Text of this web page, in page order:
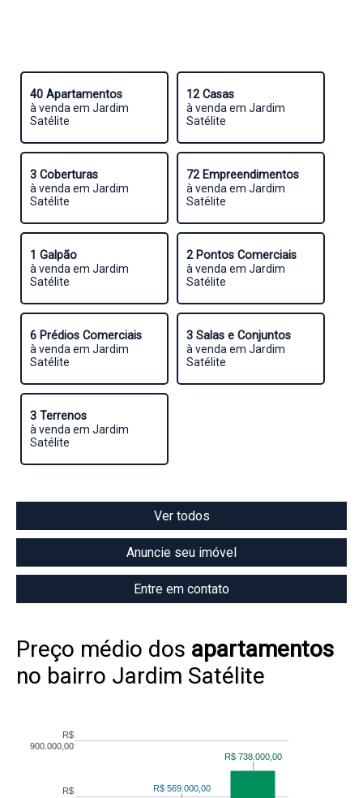
40 Apartamentos
à venda em Jardim
Satélite
12 Casas
à venda em Jardim
Satélite
3 Coberturas
à venda em Jardim
Satélite
72 Empreendimentos
à venda em Jardim
Satélite
1 Galpão
à venda em Jardim
Satélite
2 Pontos Comerciais
à venda em Jardim
Satélite
6 Prédios Comerciais
à venda em Jardim
Satélite
3 Salas e Conjuntos
à venda em Jardim
Satélite
3 Terrenos
à venda em Jardim
Satélite
Ver todos
Anuncie seu imóvel
Entre em contato
Preço médio dos apartamentos
no bairro Jardim Satélite
R$
R$
900.000,00
R$ 569.000,00
R$ 569.000,00
R$ 738.000,00
R$ 738.000,00